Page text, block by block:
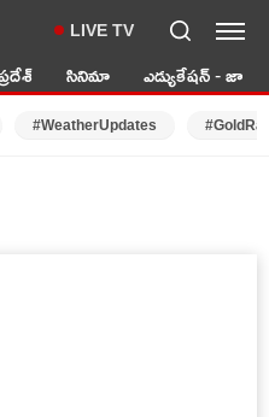
LIVE TV
సినిమా ఎడ్యుకేషన్ - జాబ్స్
#WeatherUpdates